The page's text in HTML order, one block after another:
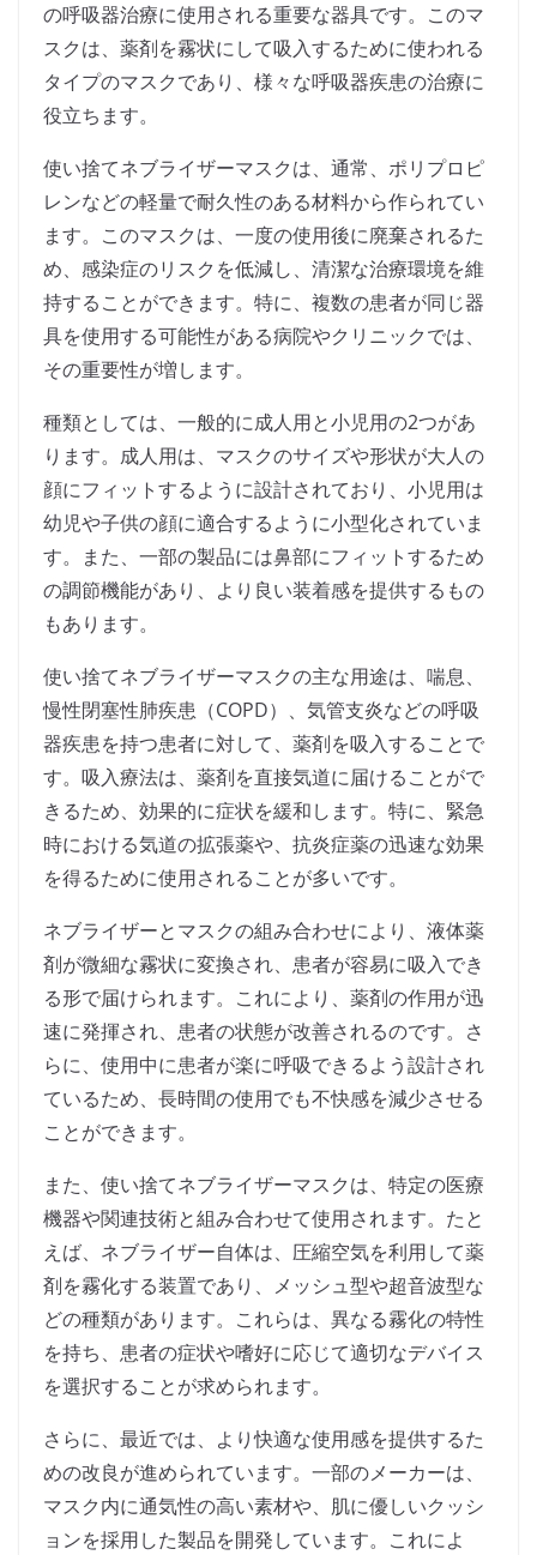
の呼吸器治療に使用される重要な器具です。このマ
スクは、薬剤を霧状にして吸入するために使われる
タイプのマスクであり、様々な呼吸器疾患の治療に
役立ちます。
使い捨てネブライザーマスクは、通常、ポリプロピ
レンなどの軽量で耐久性のある材料から作られてい
ます。このマスクは、一度の使用後に廃棄されるた
め、感染症のリスクを低減し、清潔な治療環境を維
持することができます。特に、複数の患者が同じ器
具を使用する可能性がある病院やクリニックでは、
その重要性が増します。
種類としては、一般的に成人用と小児用の2つがあ
ります。成人用は、マスクのサイズや形状が大人の
顔にフィットするように設計されており、小児用は
幼児や子供の顔に適合するように小型化されていま
す。また、一部の製品には鼻部にフィットするため
の調節機能があり、より良い装着感を提供するもの
もあります。
使い捨てネブライザーマスクの主な用途は、喘息、
慢性閉塞性肺疾患（COPD）、気管支炎などの呼吸
器疾患を持つ患者に対して、薬剤を吸入することで
す。吸入療法は、薬剤を直接気道に届けることがで
きるため、効果的に症状を緩和します。特に、緊急
時における気道の拡張薬や、抗炎症薬の迅速な効果
を得るために使用されることが多いです。
ネブライザーとマスクの組み合わせにより、液体薬
剤が微細な霧状に変換され、患者が容易に吸入でき
る形で届けられます。これにより、薬剤の作用が迅
速に発揮され、患者の状態が改善されるのです。さ
らに、使用中に患者が楽に呼吸できるよう設計され
ているため、長時間の使用でも不快感を減少させる
ことができます。
また、使い捨てネブライザーマスクは、特定の医療
機器や関連技術と組み合わせて使用されます。たと
えば、ネブライザー自体は、圧縮空気を利用して薬
剤を霧化する装置であり、メッシュ型や超音波型な
どの種類があります。これらは、異なる霧化の特性
を持ち、患者の症状や嗜好に応じて適切なデバイス
を選択することが求められます。
さらに、最近では、より快適な使用感を提供するた
めの改良が進められています。一部のメーカーは、
マスク内に通気性の高い素材や、肌に優しいクッシ
ョンを採用した製品を開発しています。これによ